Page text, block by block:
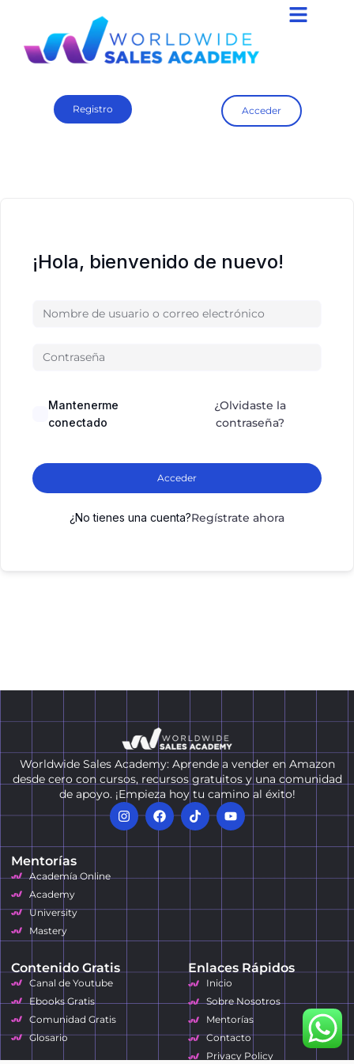
Registro Acceder
¡Hola, bienvenido de nuevo!
Mantenerme
conectado
¿Olvidaste la
contraseña?
Acceder
¿No tienes una cuenta?Regístrate ahora
Worldwide Sales Academy: Aprende a vender en Amazon
desde cero con cursos, recursos gratuitos y una comunidad
de apoyo. ¡Empieza hoy tu camino al éxito!
Mentorías
Academía Online
Academy
University
Mastery
Contenido Gratis
Canal de Youtube
Ebooks Gratis
Comunidad Gratis
Glosario
Enlaces Rápidos
Inicio
Sobre Nosotros
Mentorías
Contacto
Privacy Policy